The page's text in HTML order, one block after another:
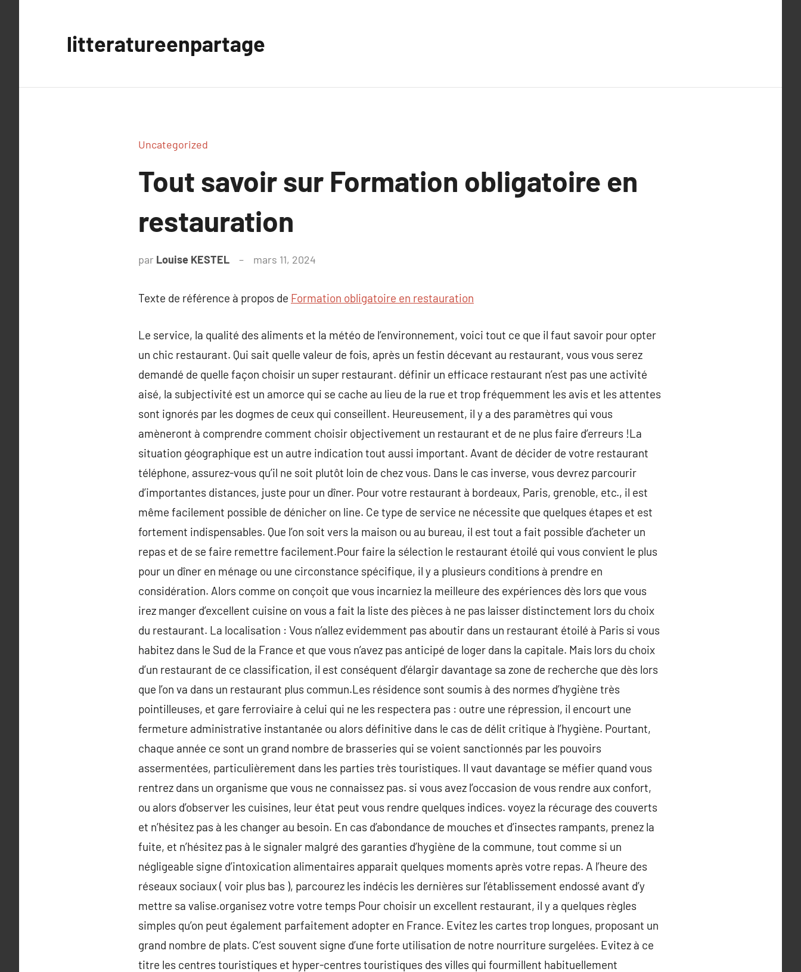
litteratureenpartage
Uncategorized
Tout savoir sur Formation obligatoire en
restauration
par Louise KESTEL mars 11, 2024
Texte de référence à propos de Formation obligatoire en restauration
Le service, la qualité des aliments et la météo de l’environnement, voici tout ce que il faut savoir pour opter
un chic restaurant. Qui sait quelle valeur de fois, après un festin décevant au restaurant, vous vous serez
demandé de quelle façon choisir un super restaurant. définir un efficace restaurant n’est pas une activité
aisé, la subjectivité est un amorce qui se cache au lieu de la rue et trop fréquemment les avis et les attentes
sont ignorés par les dogmes de ceux qui conseillent. Heureusement, il y a des paramètres qui vous
amèneront à comprendre comment choisir objectivement un restaurant et de ne plus faire d’erreurs !La
situation géographique est un autre indication tout aussi important. Avant de décider de votre restaurant
téléphone, assurez-vous qu’il ne soit plutôt loin de chez vous. Dans le cas inverse, vous devrez parcourir
d’importantes distances, juste pour un dîner. Pour votre restaurant à bordeaux, Paris, grenoble, etc., il est
même facilement possible de dénicher on line. Ce type de service ne nécessite que quelques étapes et est
fortement indispensables. Que l’on soit vers la maison ou au bureau, il est tout a fait possible d’acheter un
repas et de se faire remettre facilement.Pour faire la sélection le restaurant étoilé qui vous convient le plus
pour un dîner en ménage ou une circonstance spécifique, il y a plusieurs conditions à prendre en
considération. Alors comme on conçoit que vous incarniez la meilleure des expériences dès lors que vous
irez manger d’excellent cuisine on vous a fait la liste des pièces à ne pas laisser distinctement lors du choix
du restaurant. La localisation : Vous n’allez evidemment pas aboutir dans un restaurant étoilé à Paris si vous
habitez dans le Sud de la France et que vous n’avez pas anticipé de loger dans la capitale. Mais lors du choix
d’un restaurant de ce classification, il est conséquent d’élargir davantage sa zone de recherche que dès lors
que l’on va dans un restaurant plus commun.Les résidence sont soumis à des normes d’hygiène très
pointilleuses, et gare ferroviaire à celui qui ne les respectera pas : outre une répression, il encourt une
fermeture administrative instantanée ou alors définitive dans le cas de délit critique à l’hygiène. Pourtant,
chaque année ce sont un grand nombre de brasseries qui se voient sanctionnés par les pouvoirs
assermentées, particulièrement dans les parties très touristiques. Il vaut davantage se méfier quand vous
rentrez dans un organisme que vous ne connaissez pas. si vous avez l’occasion de vous rendre aux confort,
ou alors d’observer les cuisines, leur état peut vous rendre quelques indices. voyez la récurage des couverts
et n’hésitez pas à les changer au besoin. En cas d’abondance de mouches et d’insectes rampants, prenez la
fuite, et n’hésitez pas à le signaler malgré des garanties d’hygiène de la commune, tout comme si un
négligeable signe d’intoxication alimentaires apparait quelques moments après votre repas. A l’heure des
réseaux sociaux ( voir plus bas ), parcourez les indécis les dernières sur l’établissement endossé avant d’y
mettre sa valise.organisez votre votre temps Pour choisir un excellent restaurant, il y a quelques règles
simples qu’on peut également parfaitement adopter en France. Evitez les cartes trop longues, proposant un
grand nombre de plats. C’est souvent signe d’une forte utilisation de notre nourriture surgelées. Evitez à ce
titre les centres touristiques et hyper-centres touristiques des villes qui fourmillent habituellement